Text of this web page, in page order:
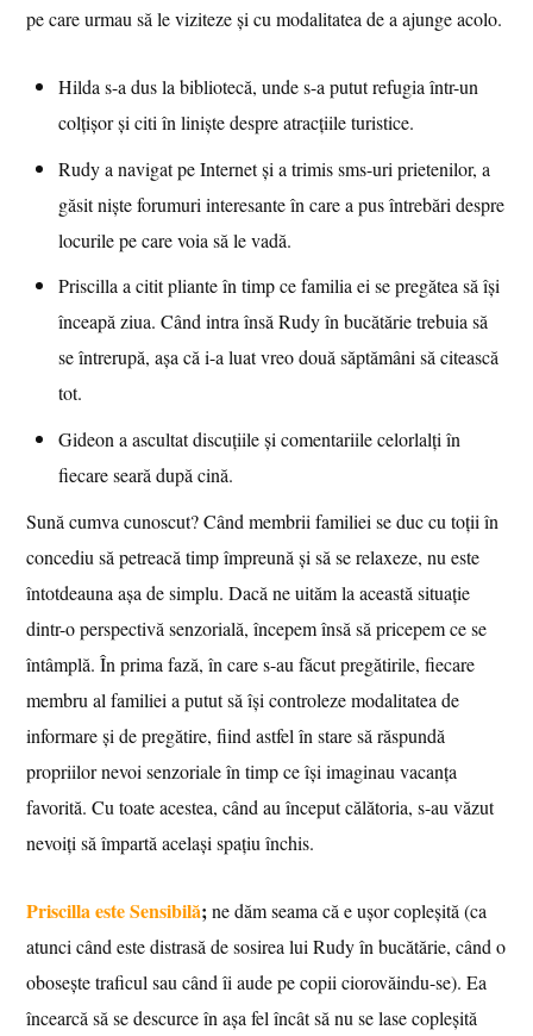
pe care urmau să le viziteze și cu modalitatea de a ajunge acolo.
Hilda s-a dus la bibliotecă, unde s-a putut refugia într-un
colțișor și citi în liniște despre atracțiile turistice.
Rudy a navigat pe Internet și a trimis sms-uri prietenilor, a
găsit niște forumuri interesante în care a pus întrebări despre
locurile pe care voia să le vadă.
Priscilla a citit pliante în timp ce familia ei se pregătea să își
înceapă ziua. Când intra însă Rudy în bucătărie trebuia să
se întrerupă, așa că i-a luat vreo două săptămâni să citească
tot.
Gideon a ascultat discuțiile și comentariile celorlalți în
fiecare seară după cină.
Sună cumva cunoscut? Când membrii familiei se duc cu toții în
concediu să petreacă timp împreună și să se relaxeze, nu este
întotdeauna așa de simplu. Dacă ne uităm la această situație
dintr-o perspectivă senzorială, începem însă să pricepem ce se
întâmplă. În prima fază, în care s-au făcut pregătirile, fiecare
membru al familiei a putut să își controleze modalitatea de
informare și de pregătire, fiind astfel în stare să răspundă
propriilor nevoi senzoriale în timp ce își imaginau vacanța
favorită. Cu toate acestea, când au început călătoria, s-au văzut
nevoiți să împartă același spațiu închis.
Priscilla este Sensibilă;ne dăm seama că e ușor copleșită (ca
atunci când este distrasă de sosirea lui Rudy în bucătărie, când o
obosește traficul sau când îi aude pe copii ciorovăindu-se). Ea
încearcă să se descurce în așa fel încât să nu se lase copleșită